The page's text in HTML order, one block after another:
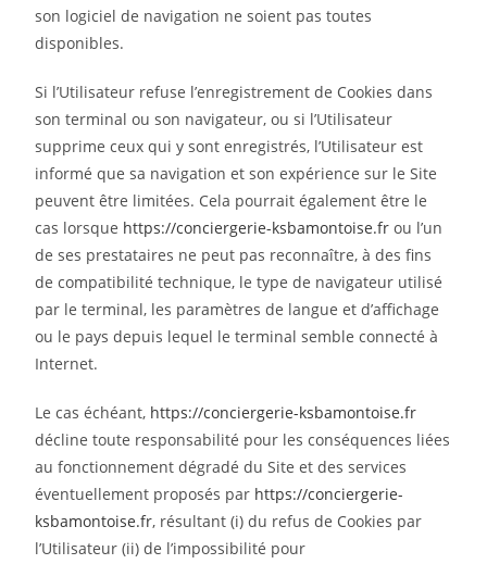
son logiciel de navigation ne soient pas toutes
disponibles.
Si l’Utilisateur refuse l’enregistrement de Cookies dans
son terminal ou son navigateur, ou si l’Utilisateur
supprime ceux qui y sont enregistrés, l’Utilisateur est
informé que sa navigation et son expérience sur le Site
peuvent être limitées. Cela pourrait également être le
cas lorsque https://conciergerie-ksbamontoise.fr ou l’un
de ses prestataires ne peut pas reconnaître, à des fins
de compatibilité technique, le type de navigateur utilisé
par le terminal, les paramètres de langue et d’affichage
ou le pays depuis lequel le terminal semble connecté à
Internet.
Le cas échéant, https://conciergerie-ksbamontoise.fr
décline toute responsabilité pour les conséquences liées
au fonctionnement dégradé du Site et des services
éventuellement proposés par https://conciergerie-
ksbamontoise.fr, résultant (i) du refus de Cookies par
l’Utilisateur (ii) de l’impossibilité pour